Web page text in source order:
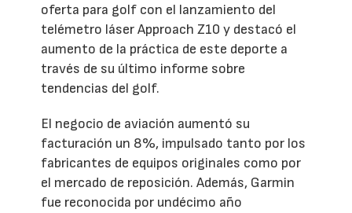
oferta para golf con el lanzamiento del
telémetro láser Approach Z10 y destacó el
aumento de la práctica de este deporte a
través de su último informe sobre
tendencias del golf.
El negocio de aviación aumentó su
facturación un 8%, impulsado tanto por los
fabricantes de equipos originales como por
el mercado de reposición. Además, Garmin
fue reconocida por undécimo año